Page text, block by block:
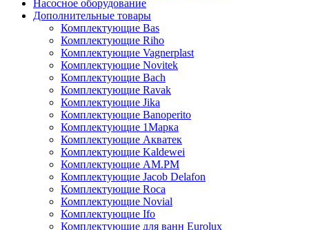
Насосное оборудование
Дополнительные товары
Комплектующие Bas
Комплектующие Riho
Комплектующие Vagnerplast
Комплектующие Novitek
Комплектующие Bach
Комплектующие Ravak
Комплектующие Jika
Комплектующие Banoperito
Комплектующие 1Марка
Комплектующие Акватек
Комплектующие Kaldewei
Комплектующие AM.PM
Комплектующие Jacob Delafon
Комплектующие Roca
Комплектующие Novial
Комплектующие Ifo
Комплектующие для ванн Eurolux